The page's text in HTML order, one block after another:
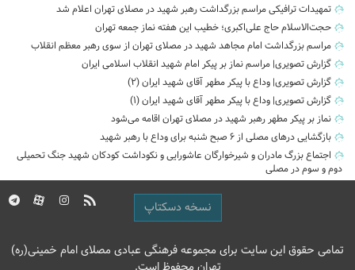
تمهیدات ترافیکی مراسم بزرگداشت رهبر شهید در مصلای تهران اعلام شد
حجت‌الاسلام حاج علی‌اکبری؛ خطیب این هفته نماز جمعه تهران
مراسم بزرگداشت امام مجاهد شهید در مصلای تهران از سوی رهبر معظم انقلاب
گزارش تصویری| مراسم نماز بر پیکر امام شهید انقلاب اسلامی ایران
گزارش تصویری| وداع با پیکر مطهر آقای شهید ایران (2)
گزارش تصویری| وداع با پیکر مطهر آقای شهید ایران (1)
نماز بر پیکر مطهر رهبر شهید در مصلای تهران اقامه می‌شود
بازگشایی درهای مصلی از ۶ صبح شنبه برای وداع با رهبر شهید
اجتماع بزرگ مادران و شیرخوارگان عاشورایی و نکوداشت کودکان شهید جنگ تحمیلی
دوم و سوم در مصلی
نسخه دسکتاپ
تمامی حقوق این سایت برای مجموعه فرهنگی عبادی مصلای امام خمینی(ره)